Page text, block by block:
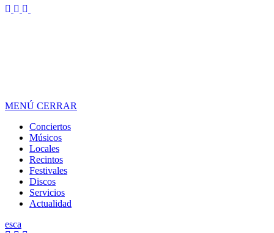
MENÚ CERRAR
Conciertos
Músicos
Locales
Recintos
Festivales
Discos
Servicios
Actualidad
esca